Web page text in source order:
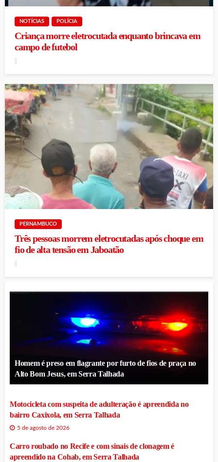
NOTÍCIAS POLÍCIA
Criança morre eletrocutada enquanto brincava em
campo de futebol
PERNAMBUCO
Três pessoas morrem eletrocutadas após choque em
fio de alta tensão em Jaboatão
Homem é preso em flagrante por furto de fios de praça no
Alto Bom Jesus, em Serra Talhada
Motocicleta com suspeita de adulteração é apreendida no
bairro Caxixola, em Serra Talhada
5 de agosto de 2026
Carro roubado no Recife e com sinais de clonagem é
apreendido na Cohab, em Serra Talhada